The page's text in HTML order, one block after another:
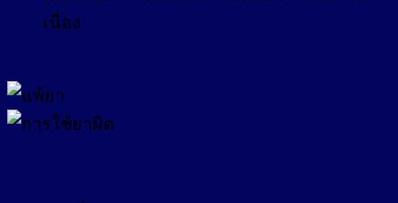
เนื่อง